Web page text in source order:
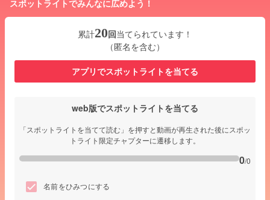
スポットライトでみんなに広めよう！
累計20回当てられています！
（匿名を含む）
アプリでスポットライトを当てる
web版でスポットライトを当てる
「スポットライトを当てて読む」を押すと動画が再生された後にスポッ
トライト限定チャプターに遷移します。
0/0
名前をひみつにする